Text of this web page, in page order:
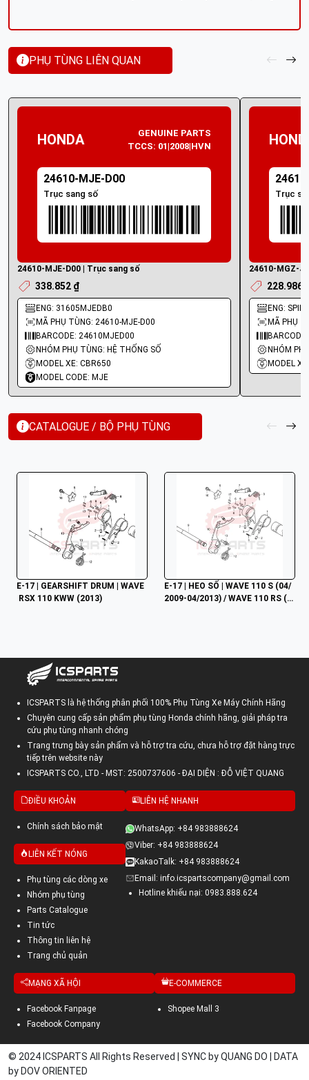
PHỤ TÙNG LIÊN QUAN
HONDA
GENUINE PARTS
TCCS: 01|2008|HVN
24610-MJE-D00
Trục sang số
24610-MJE-D00 | Trục sang số
338.852 ₫
ENG: 31605MJEDB0
MÃ PHỤ TÙNG: 24610-MJE-D00
BARCODE: 24610MJED00
NHÓM PHỤ TÙNG: HỆ THỐNG SỐ
MODEL XE: CBR650
MODEL CODE: MJE
Trục
24610-MGZ-
228.986
ENG:
MÃ PHỤ
NHÓM
MODEL
CATALOGUE / BỘ PHỤ TÙNG
E-17 | GEARSHIFT DRUM | WAVE
RSX 110 KWW (2013)
E-17 | HEO SỐ | WAVE 110 S (04/
2009-04/2013) / WAVE 110 RS (0
ICSPARTS là hệ thống phân phối 100% Phụ Tùng Xe Máy Chính Hãng
Chuyên cung cấp sản phẩm phụ tùng Honda chính hãng, giải pháp tra
cứu phụ tùng nhanh chóng
Trang trưng bày sản phẩm và hỗ trợ tra cứu, chưa hỗ trợ đặt hàng trực
tiếp trên website này
ICSPARTS CO., LTD - MST: 2500737606 - ĐẠI DIỆN : ĐỖ VIỆT QUANG
ĐIỀU KHOẢN
Chính sách bảo mật
LIÊN KẾT NÓNG
Phụ tùng các dòng xe
Nhóm phụ tùng
Parts Catalogue
Tin tức
Thông tin liên hệ
Trang chủ quản
LIÊN HỆ NHANH
WhatsApp: +84 983888624
Viber: +84 983888624
KakaoTalk: +84 983888624
Email: info.icspartscompany@gmail.com
Hotline khiếu nại: 0983.888.624
MẠNG XÃ HỘI
Facebook Fanpage
Facebook Company
E-COMMERCE
Shopee Mall 3
© 2024 ICSPARTS All Rights Reserved | SYNC by QUANG DO | DATA
by DOV ORIENTED